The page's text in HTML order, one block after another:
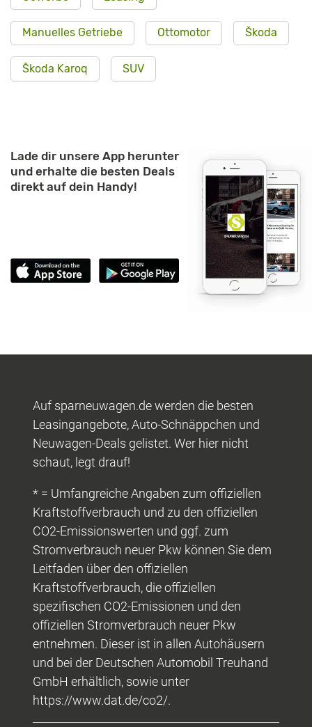
Manuelles Getriebe Ottomotor Škoda
Škoda Karoq SUV
Lade dir unsere App herunter
und erhalte die besten Deals
direkt auf dein Handy!
Auf sparneuwagen.de werden die besten
Leasingangebote, Auto-Schnäppchen und
Neuwagen-Deals gelistet. Wer hier nicht
schaut, legt drauf!
* = Umfangreiche Angaben zum offiziellen
Kraftstoffverbrauch und zu den offiziellen
CO2-Emissionswerten und ggf. zum
Stromverbrauch neuer Pkw können Sie dem
Leitfaden über den offiziellen
Kraftstoffverbrauch, die offiziellen
spezifischen CO2-Emissionen und den
offiziellen Stromverbrauch neuer Pkw
entnehmen. Dieser ist in allen Autohäusern
und bei der Deutschen Automobil Treuhand
GmbH erhältlich, sowie unter
https://www.dat.de/co2/.